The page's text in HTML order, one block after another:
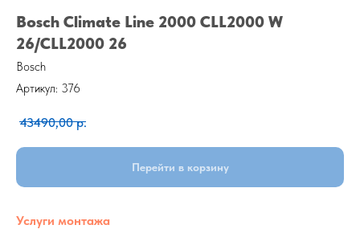
Bosch Climate Line 2000 CLL2000 W
26/CLL2000 26
Bosch
Артикул: 376
43490,00 р.
Перейти в корзину
Услуги монтажа